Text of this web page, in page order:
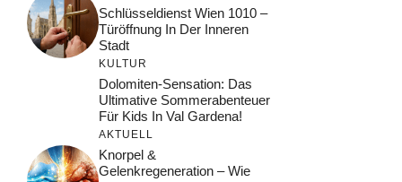
Schlüsseldienst Wien 1010 –
Türöffnung In Der Inneren
Stadt
KULTUR
Dolomiten-Sensation: Das
Ultimative Sommerabenteuer
Für Kids In Val Gardena!
AKTUELL
Knorpel &
Gelenkregeneration – Wie